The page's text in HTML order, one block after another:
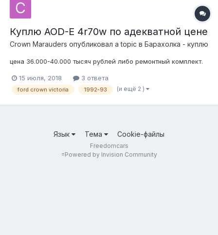
Куплю AOD-E 4r70w по адекватной цене
Crown Marauders опубликовал a topic в Барахолка - куплю
цена 36.000-40.000 тысяч рублей либо ремонтный комплект.
15 июля, 2018 3 ответа
ford crown victoria 1992-93 (и ещё 2 )
Язык Тема Cookie-файлы
Freedomcars
=Powered by Invision Community